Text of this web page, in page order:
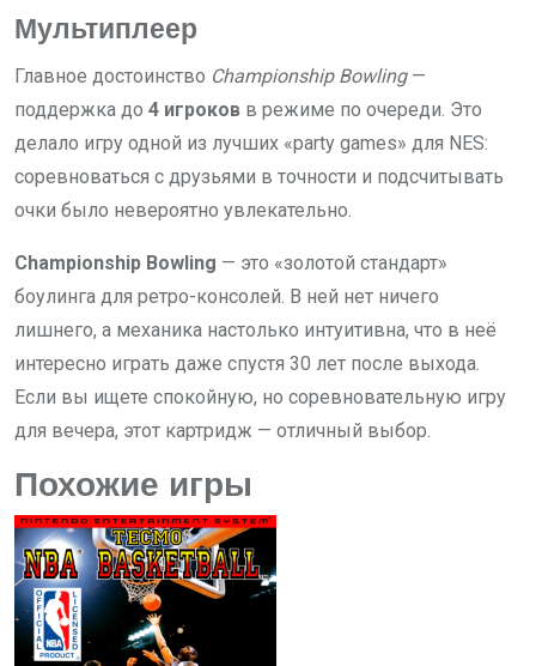
Мультиплеер
Главное достоинство Championship Bowling—
поддержка до 4 игроков в режиме по очереди. Это
делало игру одной из лучших «party games» для NES:
соревноваться с друзьями в точности и подсчитывать
очки было невероятно увлекательно.
Championship Bowling — это «золотой стандарт»
боулинга для ретро-консолей. В ней нет ничего
лишнего, а механика настолько интуитивна, что в неё
интересно играть даже спустя 30 лет после выхода.
Если вы ищете спокойную, но соревновательную игру
для вечера, этот картридж — отличный выбор.
Похожие игры